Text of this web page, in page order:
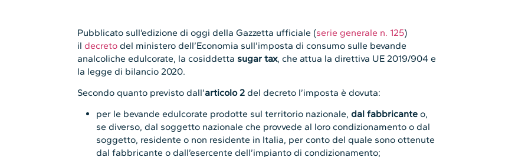
Pubblicato sull’edizione di oggi della Gazzetta ufficiale (serie generale n. 125)
ildecreto del ministero dell’Economia sull’imposta di consumo sulle bevande
analcoliche edulcorate, la cosiddetta sugar tax, che attua la direttiva UE 2019/904 e
la legge di bilancio 2020.
Secondo quanto previsto dall’articolo 2 del decreto l’imposta è dovuta:
per le bevande edulcorate prodotte sul territorio nazionale,dal fabbricante o,
se diverso, dal soggetto nazionale che provvede al loro condizionamento o dal
soggetto, residente o non residente in Italia, per conto del quale sono ottenute
dal fabbricante o dall’esercente dell’impianto di condizionamento;